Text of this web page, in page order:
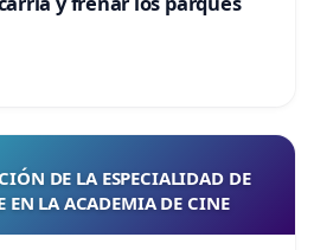
DE LA ESPECIALIDAD DE
EN LA ACADEMIA DE CINE